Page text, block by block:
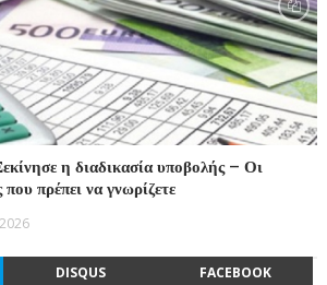
η διαδικασία υποβολής – Οι
πρέπει να γνωρίζετε
DISQUS FACEBOOK